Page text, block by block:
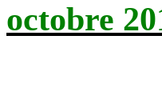
octobre